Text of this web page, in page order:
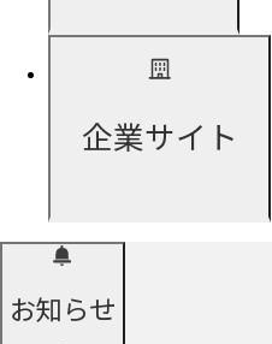
企業サイト
お知らせ